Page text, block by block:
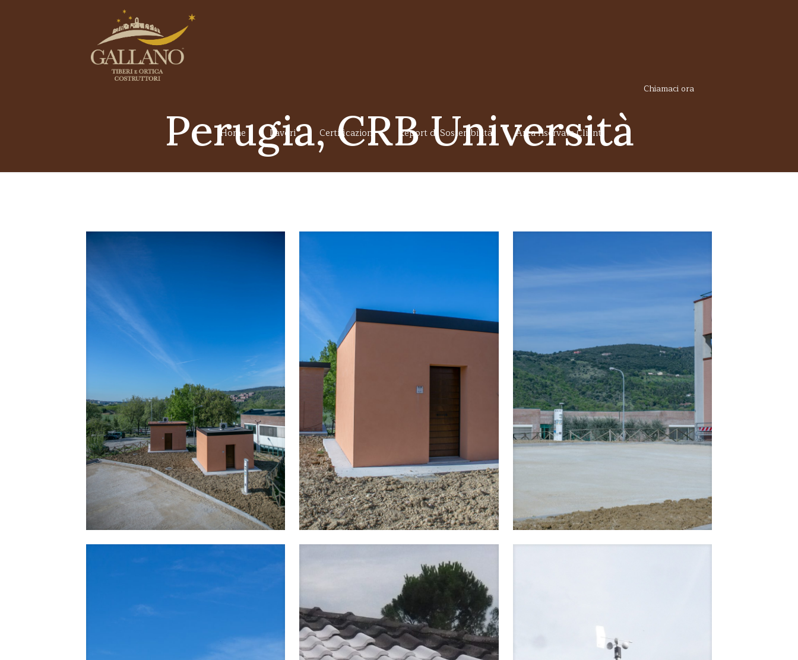
Home Lavori Certificazioni Report di Sostenibilità Area riservata Clienti
Chiamaci ora
Perugia, CRB Università